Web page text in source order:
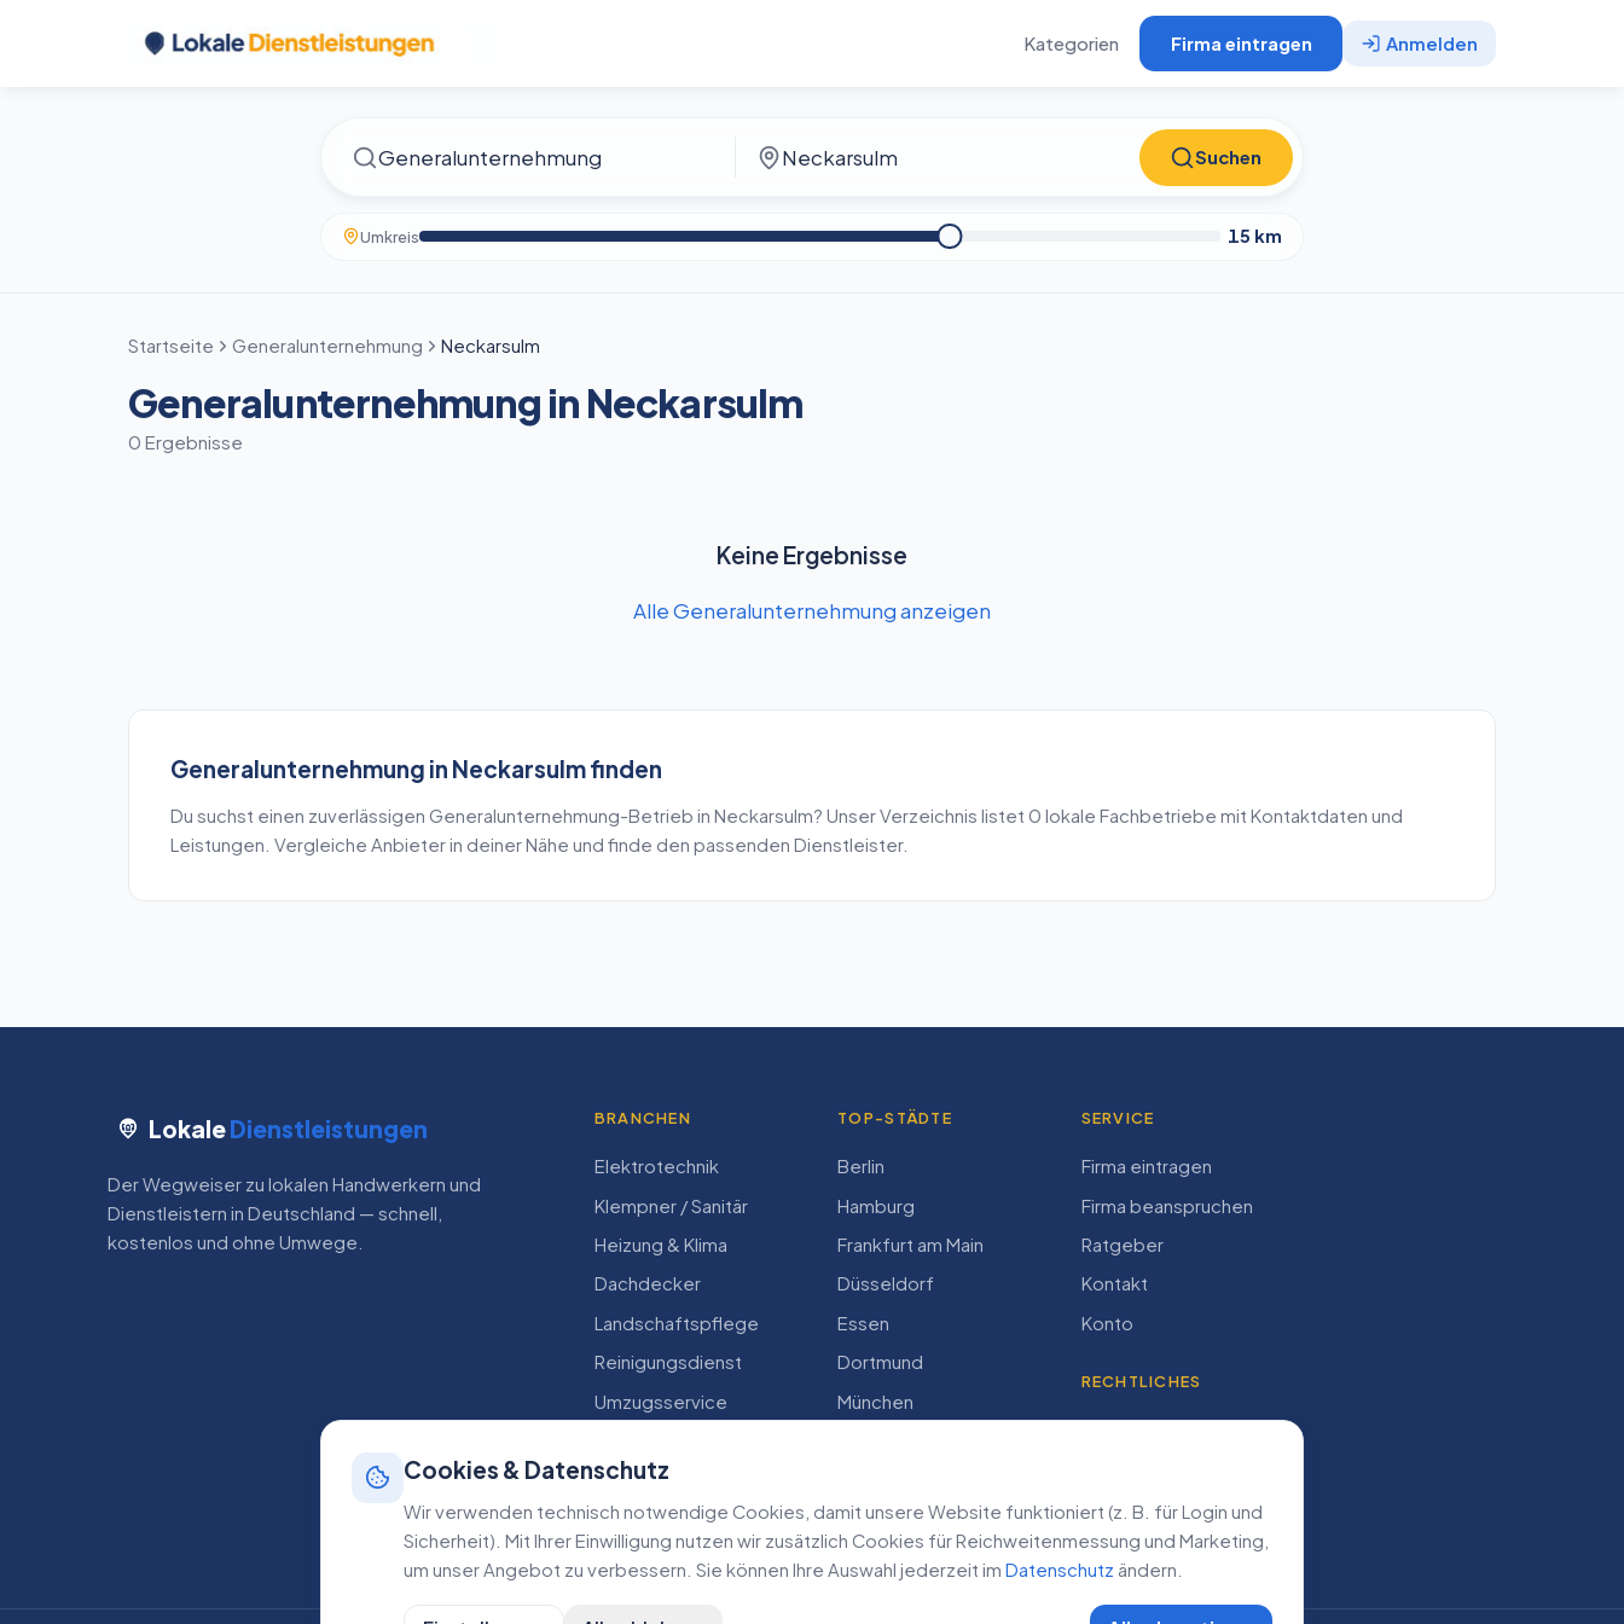
Kategorien Firma eintragen Anmelden
Suchen
Umkreis 15 km
Startseite Generalunternehmung Neckarsulm
Generalunternehmung in Neckarsulm
0 Ergebnisse
Keine Ergebnisse
Alle Generalunternehmung anzeigen
Generalunternehmung in Neckarsulmfinden
Du suchst einen zuverlässigen Generalunternehmung-Betrieb in Neckarsulm? Unser Verzeichnis listet 0 lokale Fachbetriebe mit Kontaktdaten und
Leistungen. Vergleiche Anbieter in deiner Nähe und finde den passenden Dienstleister.
LokaleDienstleistungen
Der Wegweiser zu lokalen Handwerkern und
Dienstleistern in Deutschland — schnell,
kostenlos und ohne Umwege.
BRANCHEN
Elektrotechnik
Klempner / Sanitär
Heizung & Klima
Dachdecker
Landschaftspflege
Reinigungsdienst
Umzugsservice
TOP-STÄDTE
Berlin
Hamburg
Frankfurt am Main
Düsseldorf
Essen
Dortmund
München
SERVICE
Firma eintragen
Firma beanspruchen
Ratgeber
Kontakt
Konto
RECHTLICHES
AGB
Cookies & Datenschutz
Wir verwenden technisch notwendige Cookies, damit unsere Website funktioniert (z. B. für Login und
Sicherheit). Mit Ihrer Einwilligung nutzen wir zusätzlich Cookies für Reichweiten­messung und Marketing,
um unser Angebot zu verbessern. Sie können Ihre Auswahl jederzeit im Datenschutz ändern.